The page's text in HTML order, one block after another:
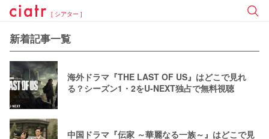
[ シアター ]
新着記事一覧
海外ドラマ『THE LAST OF US』はどこで見れ
る？シーズン1・2をU-NEXT独占で無料視聴
中国ドラマ『伝家 ～華麗なる一族～』はどこで見